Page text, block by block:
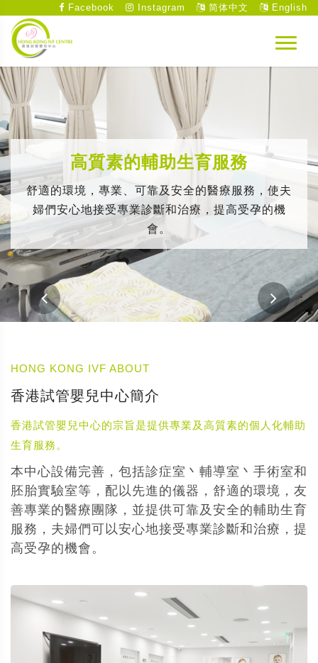
Facebook Instagram 简体中文 English
高質素的輔助生育服務
舒適的環境，專業、可靠及安全的醫療服務，使夫
婦們安心地接受專業診斷和治療，提高受孕的機
會。
HONG KONG IVF ABOUT
香港試管嬰兒中心簡介
香港試管嬰兒中心的宗旨是提供專業及高質素的個人化輔助
生育服務。
本中心設備完善，包括診症室丶輔導室丶手術室和
胚胎實驗室等，配以先進的儀器，舒適的環境，友
善專業的醫療團隊，並提供可靠及安全的輔助生育
服務，夫婦們可以安心地接受專業診斷和治療，提
高受孕的機會。